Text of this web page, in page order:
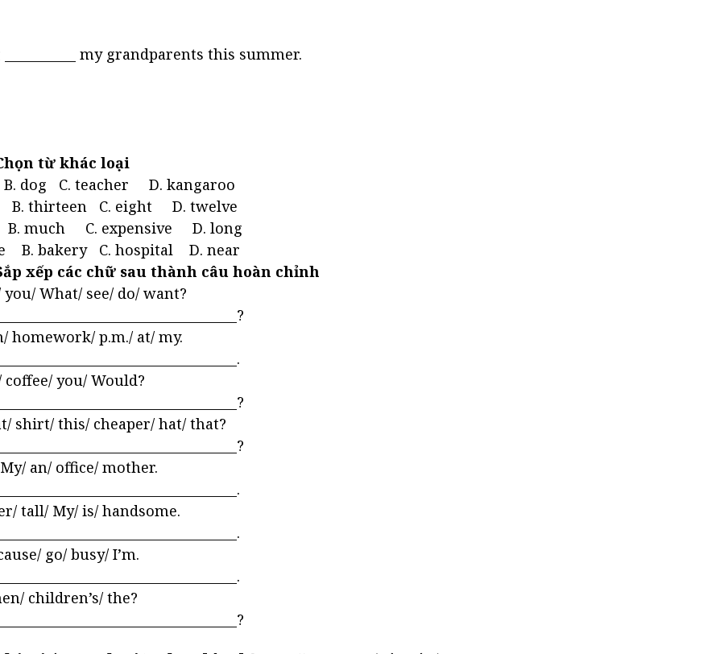
my grandparents this summer.
từ khác loại
dog C. teacher D. kangaroo
B. thirteen C. eight D. twelve
much C. expensive D. long
B. bakery C. hospital D. near
xếp các chữ sau thành câu hoàn chỉnh
What/ see/ do/ want?
homework/ p.m./ at/ my.
you/ Would?
shirt/ this/ cheaper/ hat/ that?
an/ office/ mother.
tall/ My/ is/ handsome.
go/ busy/ I’m.
children’s/ the?